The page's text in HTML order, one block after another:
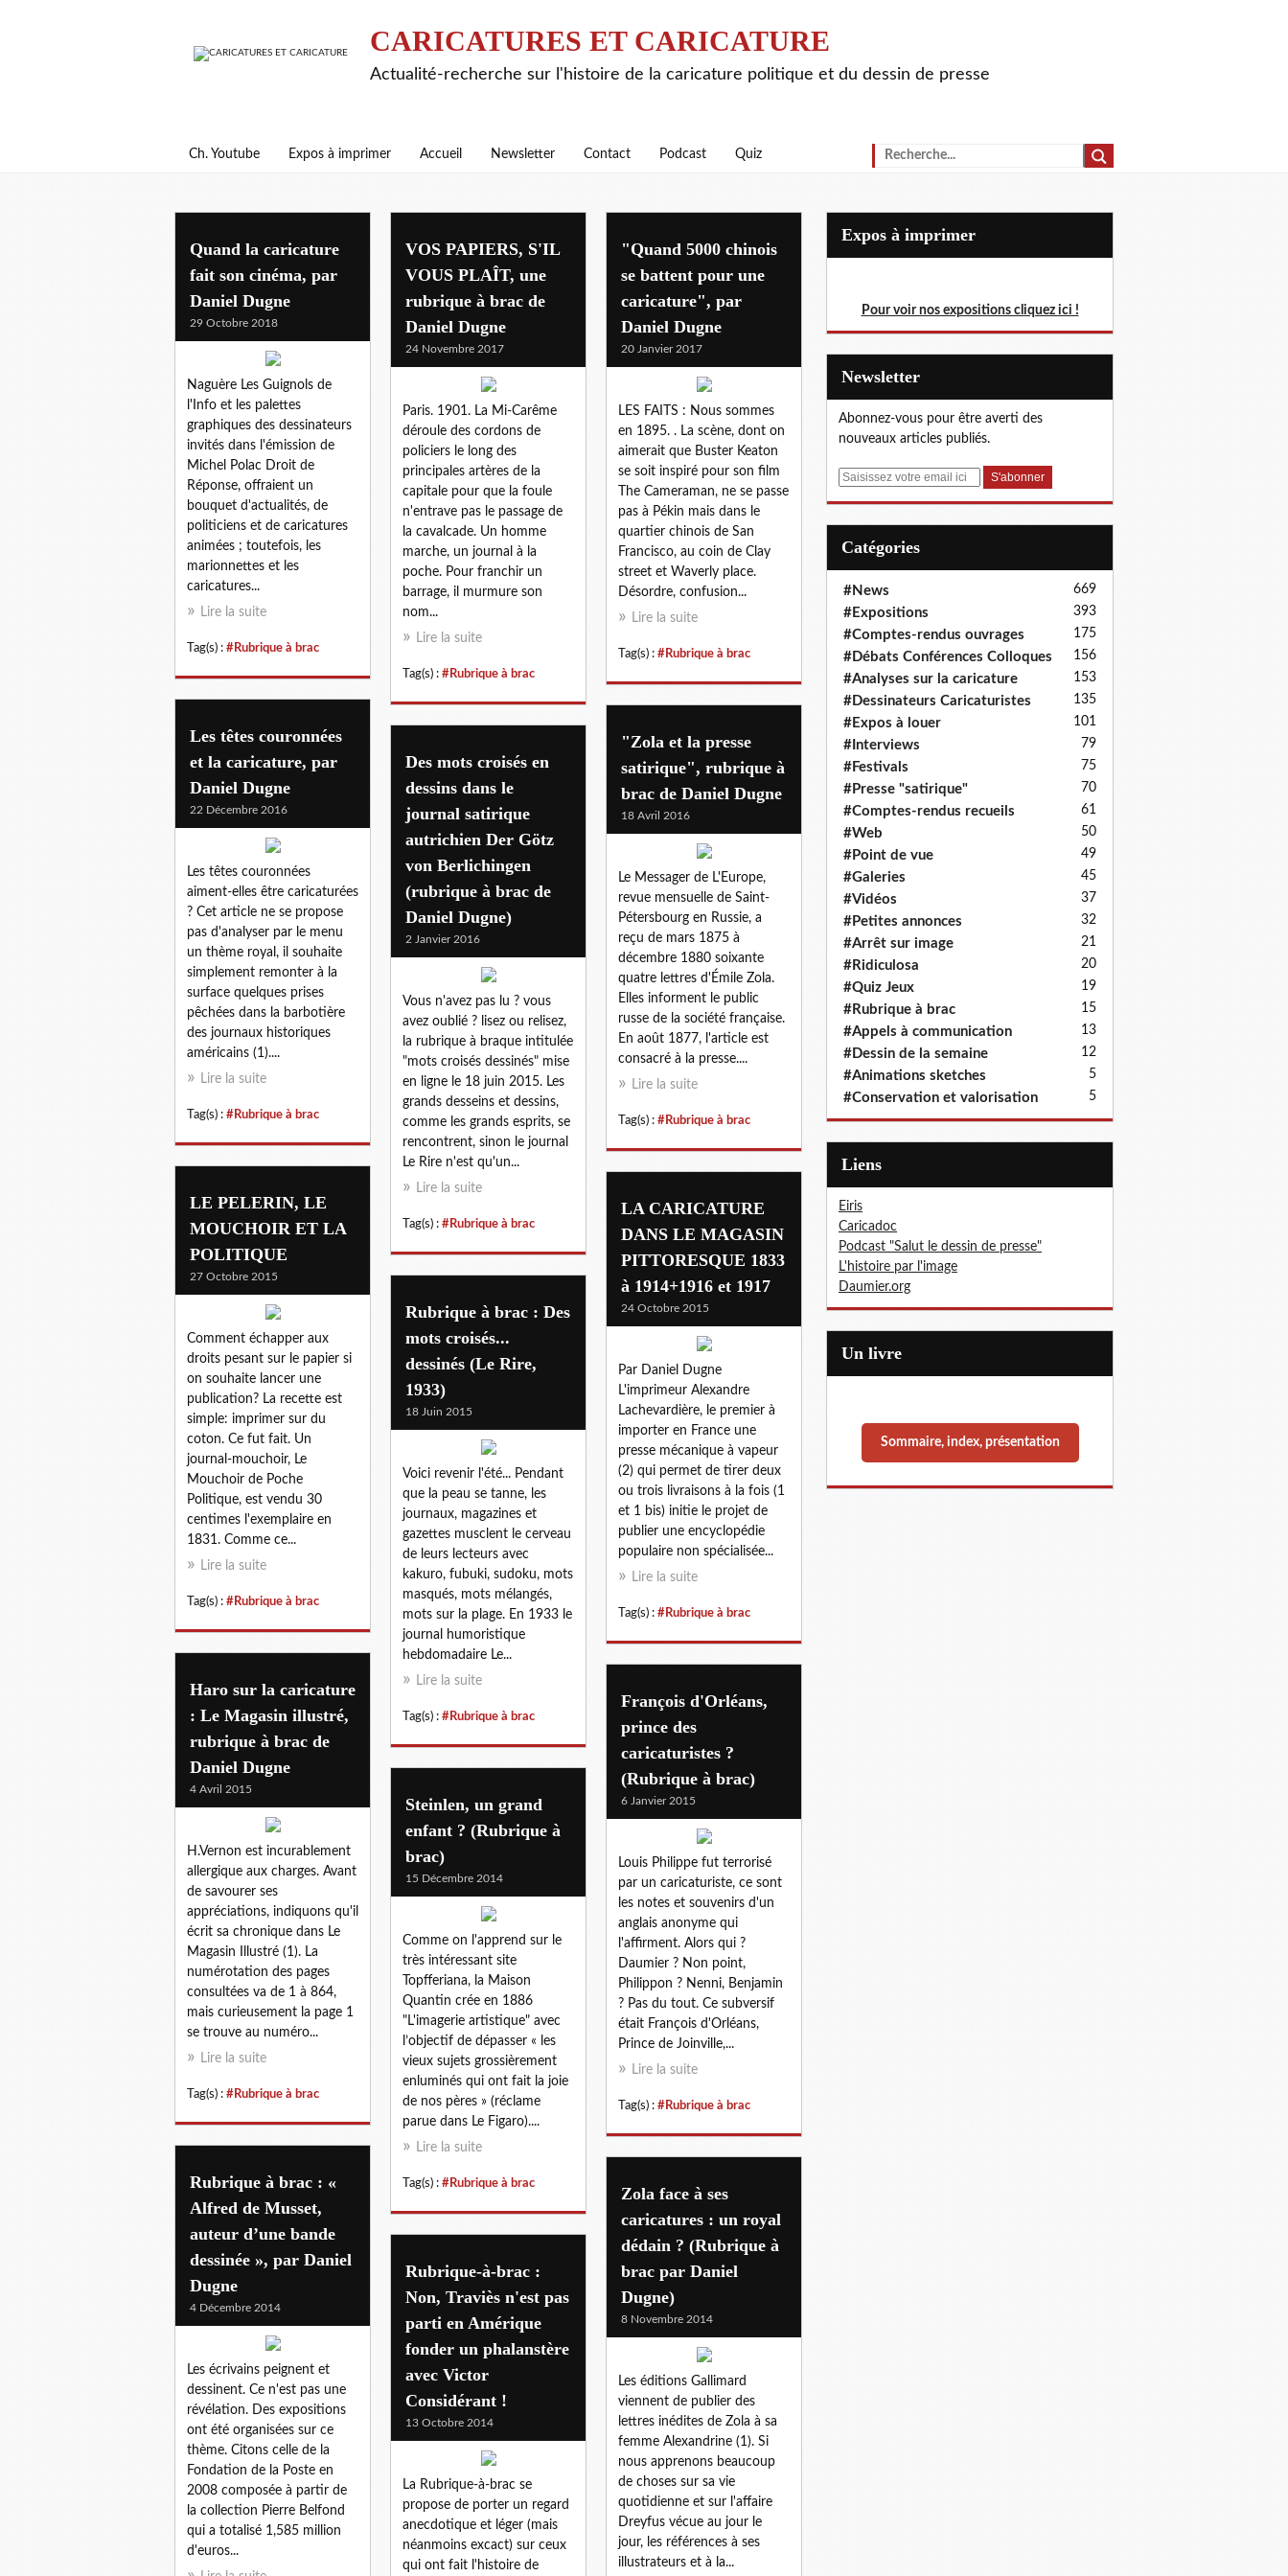
CARICATURES ET CARICATURE
Actualité-recherche sur l'histoire de la caricature politique et du dessin de presse
Ch. Youtube Expos à imprimer Accueil Newsletter Contact Podcast Quiz
rubrique a brac
Quand la caricature
fait son cinéma, par
Daniel Dugne
29 Octobre 2018
Naguère Les Guignols de
l'Info et les palettes
graphiques des dessinateurs
invités dans l'émission de
Michel Polac Droit de
Réponse, offraient un
bouquet d'actualités, de
politiciens et de caricatures
animées ; toutefois, les
marionnettes et les
caricatures...
Lire la suite
Tag(s) : #Rubrique à brac
VOS PAPIERS, S'IL
VOUS PLAÎT, une
rubrique à brac de
Daniel Dugne
24 Novembre 2017
Paris. 1901. La Mi-Carême
déroule des cordons de
policiers le long des
principales artères de la
capitale pour que la foule
n'entrave pas le passage de
la cavalcade. Un homme
marche, un journal à la
poche. Pour franchir un
barrage, il murmure son
nom...
Lire la suite
Tag(s) : #Rubrique à brac
"Quand 5000 chinois
se battent pour une
caricature", par
Daniel Dugne
20 Janvier 2017
LES FAITS : Nous sommes
en 1895. . La scène, dont on
aimerait que Buster Keaton
se soit inspiré pour son film
The Cameraman, ne se passe
pas à Pékin mais dans le
quartier chinois de San
Francisco, au coin de Clay
street et Waverly place.
Désordre, confusion...
Lire la suite
Tag(s) : #Rubrique à brac
Les têtes couronnées
et la caricature, par
Daniel Dugne
22 Décembre 2016
Les têtes couronnées
aiment-elles être caricaturées
? Cet article ne se propose
pas d'analyser par le menu
un thème royal, il souhaite
simplement remonter à la
surface quelques prises
pêchées dans la barbotière
des journaux historiques
américains (1)....
Lire la suite
Tag(s) : #Rubrique à brac
"Zola et la presse
satirique", rubrique à
brac de Daniel Dugne
18 Avril 2016
Le Messager de L'Europe,
revue mensuelle de Saint-
Pétersbourg en Russie, a
reçu de mars 1875 à
décembre 1880 soixante
quatre lettres d'Émile Zola.
Elles informent le public
russe de la société française.
En août 1877, l'article est
consacré à la presse....
Lire la suite
Tag(s) : #Rubrique à brac
Des mots croisés en
dessins dans le
journal satirique
autrichien Der Götz
von Berlichingen
(rubrique à brac de
Daniel Dugne)
2 Janvier 2016
Vous n'avez pas lu ? vous
avez oublié ? lisez ou relisez,
la rubrique à braque intitulée
"mots croisés dessinés" mise
en ligne le 18 juin 2015. Les
grands desseins et dessins,
comme les grands esprits, se
rencontrent, sinon le journal
Le Rire n'est qu'un...
Lire la suite
Tag(s) : #Rubrique à brac
LE PELERIN, LE
MOUCHOIR ET LA
POLITIQUE
27 Octobre 2015
Comment échapper aux
droits pesant sur le papier si
on souhaite lancer une
publication? La recette est
simple: imprimer sur du
coton. Ce fut fait. Un
journal-mouchoir, Le
Mouchoir de Poche
Politique, est vendu 30
centimes l'exemplaire en
1831. Comme ce...
Lire la suite
Tag(s) : #Rubrique à brac
LA CARICATURE
DANS LE MAGASIN
PITTORESQUE 1833
à 1914+1916 et 1917
24 Octobre 2015
Par Daniel Dugne
L'imprimeur Alexandre
Lachevardière, le premier à
importer en France une
presse mécanique à vapeur
(2) qui permet de tirer deux
ou trois livraisons à la fois (1
et 1 bis) initie le projet de
publier une encyclopédie
populaire non spécialisée...
Lire la suite
Tag(s) : #Rubrique à brac
Rubrique à brac : Des
mots croisés...
dessinés (Le Rire,
1933)
18 Juin 2015
Voici revenir l'été... Pendant
que la peau se tanne, les
journaux, magazines et
gazettes musclent le cerveau
de leurs lecteurs avec
kakuro, fubuki, sudoku, mots
masqués, mots mélangés,
mots sur la plage. En 1933 le
journal humoristique
hebdomadaire Le...
Lire la suite
Tag(s) : #Rubrique à brac
Haro sur la caricature
: Le Magasin illustré,
rubrique à brac de
Daniel Dugne
4 Avril 2015
H.Vernon est incurablement
allergique aux charges. Avant
de savourer ses
appréciations, indiquons qu'il
écrit sa chronique dans Le
Magasin Illustré (1). La
numérotation des pages
consultées va de 1 à 864,
mais curieusement la page 1
se trouve au numéro...
Lire la suite
Tag(s) : #Rubrique à brac
François d'Orléans,
prince des
caricaturistes ?
(Rubrique à brac)
6 Janvier 2015
Louis Philippe fut terrorisé
par un caricaturiste, ce sont
les notes et souvenirs d'un
anglais anonyme qui
l'affirment. Alors qui ?
Daumier ? Non point,
Philippon ? Nenni, Benjamin
? Pas du tout. Ce subversif
était François d'Orléans,
Prince de Joinville,...
Lire la suite
Tag(s) : #Rubrique à brac
Steinlen, un grand
enfant ? (Rubrique à
brac)
15 Décembre 2014
Comme on l'apprend sur le
très intéressant site
Topfferiana, la Maison
Quantin crée en 1886
"L'imagerie artistique" avec
l’objectif de dépasser « les
vieux sujets grossièrement
enluminés qui ont fait la joie
de nos pères » (réclame
parue dans Le Figaro)....
Lire la suite
Tag(s) : #Rubrique à brac
Rubrique à brac : «
Alfred de Musset,
auteur d’une bande
dessinée », par Daniel
Dugne
4 Décembre 2014
Les écrivains peignent et
dessinent. Ce n'est pas une
révélation. Des expositions
ont été organisées sur ce
thème. Citons celle de la
Fondation de la Poste en
2008 composée à partir de
la collection Pierre Belfond
qui a totalisé 1,585 million
d'euros...
Zola face à ses
caricatures : un royal
dédain ? (Rubrique à
brac par Daniel
Dugne)
8 Novembre 2014
Les éditions Gallimard
viennent de publier des
lettres inédites de Zola à sa
femme Alexandrine (1). Si
nous apprenons beaucoup
de choses sur sa vie
quotidienne et sur l'affaire
Dreyfus vécue au jour le
jour, les références à ses
illustrateurs et à la...
Rubrique-à-brac :
Non, Traviès n'est pas
parti en Amérique
fonder un phalanstère
avec Victor
Considérant !
13 Octobre 2014
La Rubrique-à-brac se
propose de porter un regard
anecdotique et léger (mais
néanmoins excact) sur ceux
qui ont fait l'histoire de
Expos à imprimer
Pour voir nos expositions cliquez ici !
Newsletter
Abonnez-vous pour être averti des
nouveaux articles publiés.
E
Catégories
#News 669
#Expositions 393
#Comptes-rendus ouvrages 175
#Débats Conférences Colloques 156
#Analyses sur la caricature 153
#Dessinateurs Caricaturistes 135
#Expos à louer 101
#Interviews 79
#Festivals 75
#Presse "satirique" 70
#Comptes-rendus recueils 61
#Web 50
#Point de vue 49
#Galeries 45
#Vidéos 37
#Petites annonces 32
#Arrêt sur image 21
#Ridiculosa 20
#Quiz Jeux 19
#Rubrique à brac 15
#Appels à communication 13
#Dessin de la semaine 12
#Animations sketches 5
#Conservation et valorisation 5
Liens
Eiris
Caricadoc
Podcast "Salut le dessin de presse"
L'histoire par l'image
Daumier.org
Un livre
Sommaire, index, présentation